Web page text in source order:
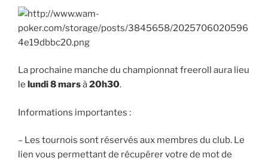
La prochaine manche du championnat freeroll aura lieu
le lundi 8 marsà20h30.
Informations importantes :
– Les tournois sont réservés aux membres du club. Le
lien vous permettant de récupérer votre de mot de